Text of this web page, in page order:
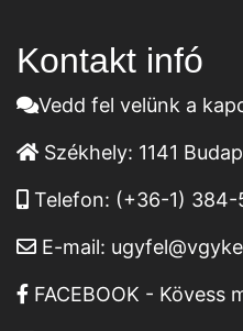
Kontakt infó
Vedd fel velünk a
Székhely: 1141
Telefon: (+36-1) 384-
E-mail:
FACEBOOK - Kövess